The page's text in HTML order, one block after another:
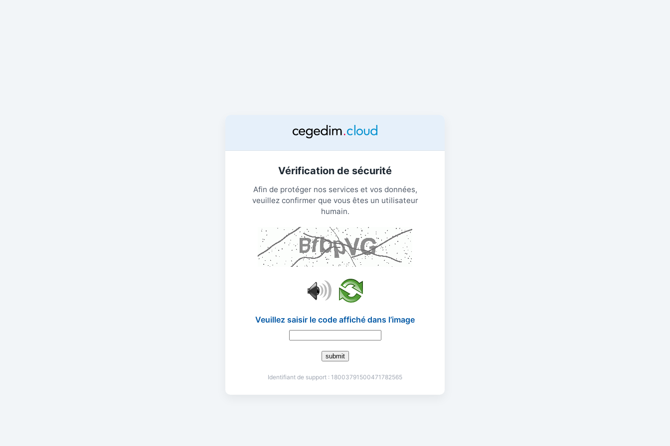
Vérification de sécurité
Afin de protéger nos services et vos données,
veuillez confirmer que vous êtes un utilisateur
humain.
Veuillez saisir le code affiché dans l’image
submit
Identifiant de support : 18003791500471782565